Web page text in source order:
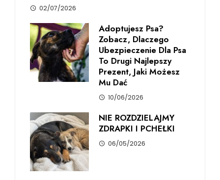
02/07/2026
Adoptujesz Psa?
Zobacz, Dlaczego
Ubezpieczenie Dla Psa
To Drugi Najlepszy
Prezent, Jaki Możesz
Mu Dać
10/06/2026
NIE ROZDZIELAJMY
ZDRAPKI I PCHEŁKI
06/05/2026